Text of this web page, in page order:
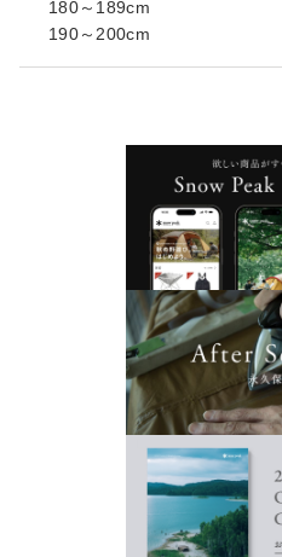
180～189cm
190～200cm